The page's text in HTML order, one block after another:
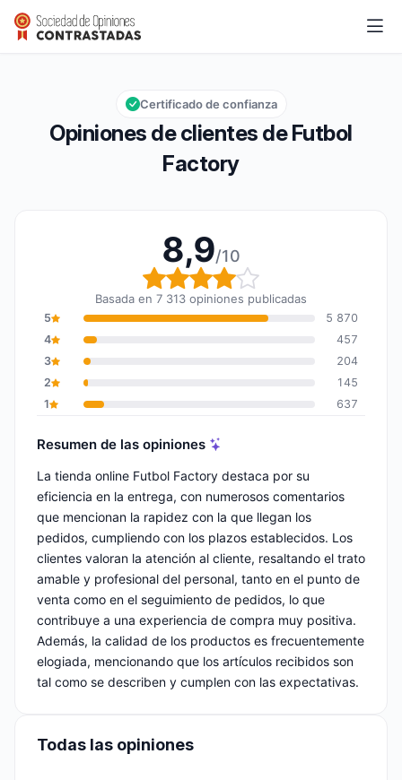
Futbol Factory
Calificación global: 8,9 de 10
8,9/10
Opiniones de clientes de Futbol
Factory
Certificado de confianza
8,9/10
Calificación global: 8,9
Basada en 7 313 opiniones publicadas
5
5 870
4
457
3
204
2
145
1
637
Resumen de las opiniones
La tienda online Futbol Factory destaca por su
eficiencia en la entrega, con numerosos comentarios
que mencionan la rapidez con la que llegan los
pedidos, cumpliendo con los plazos establecidos. Los
clientes valoran la atención al cliente, resaltando el trato
amable y profesional del personal, tanto en el punto de
venta como en el seguimiento de pedidos, lo que
contribuye a una experiencia de compra muy positiva.
Además, la calidad de los productos es frecuentemente
elogiada, mencionando que los artículos recibidos son
tal como se describen y cumplen con las expectativas.
Todas las opiniones